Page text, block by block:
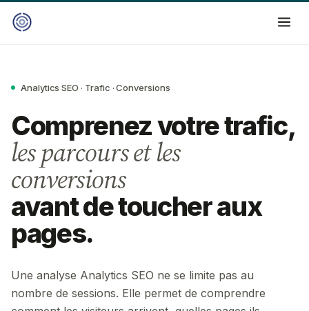
Analytics SEO · Trafic · Conversions
Comprenez votre trafic,
les parcours et les
conversions
avant de toucher aux
pages.
Une analyse Analytics SEO ne se limite pas au
nombre de sessions. Elle permet de comprendre